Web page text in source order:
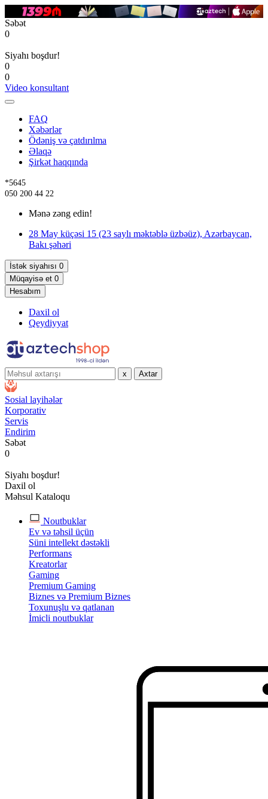
Səbət
0
Siyahı boşdur!
0
0
Video konsultant
FAQ
Xəbərlər
Ödəniş və çatdırılma
Əlaqə
Şirkət haqqında
*5645
050 200 44 22
Mənə zəng edin!
28 May küçəsi 15 (23 saylı məktəblə üzbəüz), Azərbaycan,
Bakı şəhəri
İstək siyahısı 0
Müqayisə et 0
Hesabım
Daxil ol
Qeydiyyat
x Axtar
Sosial layihələr
Korporativ
Servis
Endirim
Səbət
0
Siyahı boşdur!
Daxil ol
Məhsul Kataloqu
Noutbuklar
Ev və təhsil üçün
Süni intellekt dəstəkli
Performans
Kreatorlar
Gaming
Premium Gaming
Biznes və Premium Biznes
Toxunuşlu və qatlanan
İmicli noutbuklar